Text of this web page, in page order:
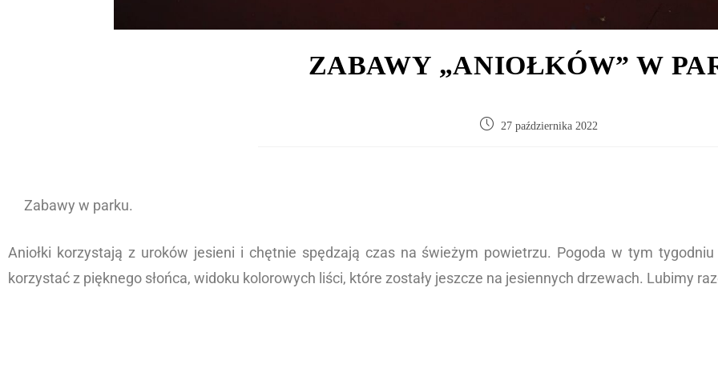
ZABAWY „ANIOŁKÓW” W
27 października 2022
Zabawy w parku.
Aniołki korzystają z uroków jesieni i chętnie spędzają czas na świeżym powietrzu. Pogoda w tym
korzystać z pięknego słońca, widoku kolorowych liści, które zostały jeszcze na jesiennych drzewach.